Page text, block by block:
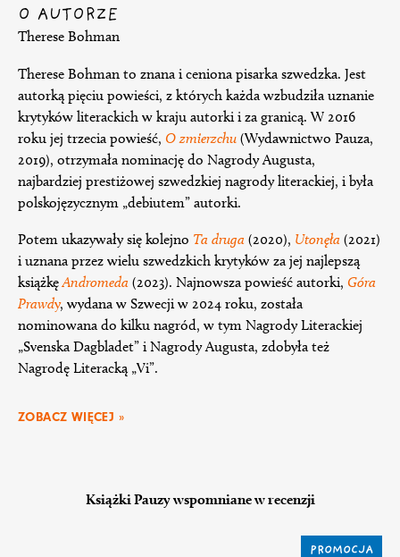
O AUTORZE
Therese Bohman
Therese Bohman to znana i ceniona pisarka szwedzka. Jest
autorką pięciu powieści, z których każda wzbudziła uznanie
krytyków literackich w kraju autorki i za granicą. W 2016
roku jej trzecia powieść, O zmierzchu (Wydawnictwo Pauza,
2019), otrzymała nominację do Nagrody Augusta,
najbardziej prestiżowej szwedzkiej nagrody literackiej, i była
polskojęzycznym „debiutem” autorki.
Potem ukazywały się kolejno Ta druga (2020), Utonęła (2021)
i uznana przez wielu szwedzkich krytyków za jej najlepszą
książkęAndromeda (2023). Najnowsza powieść autorki, Góra
Prawdy, wydana w Szwecji w 2024 roku, została
nominowana do kilku nagród, w tym Nagrody Literackiej
„Svenska Dagbladet” i Nagrody Augusta, zdobyła też
Nagrodę Literacką „Vi”.
ZOBACZ WIĘCEJ »
Książki Pauzy wspomniane w recenzji
PROMOCJA